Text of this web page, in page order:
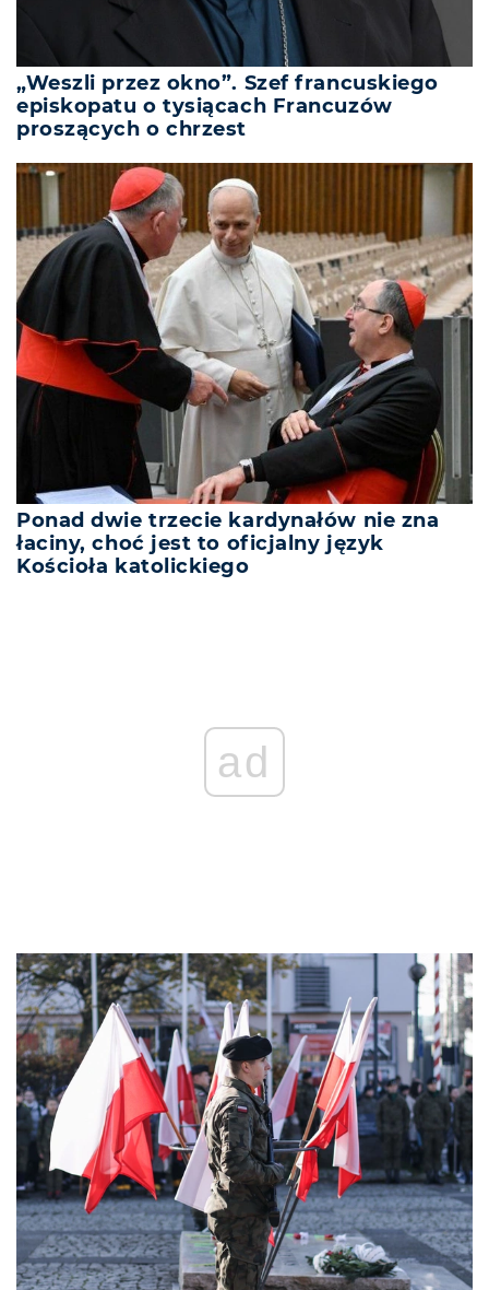
„Weszli przez okno”. Szef francuskiego
episkopatu o tysiącach Francuzów
proszących o chrzest
Ponad dwie trzecie kardynałów nie zna
łaciny, choć jest to oficjalny język
Kościoła katolickiego
ad